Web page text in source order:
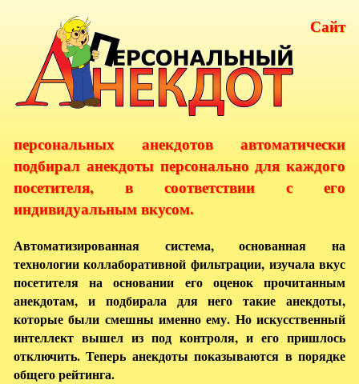
Сайт
персональных анекдотов автоматически
подбирал анекдоты персонально для каждого
посетителя, в соответствии с его
индивидуальным вкусом.
Автоматизированная система, основанная на
технологии коллаборативной фильтрации, изучала вкус
посетителя на основании его оценок прочитанным
анекдотам, и подбирала для него такие анекдоты,
которые были смешны именно ему. Но искусственный
интеллект вышел из под контроля, и его пришлось
отключить. Теперь анекдоты показываются в порядке
общего рейтинга.